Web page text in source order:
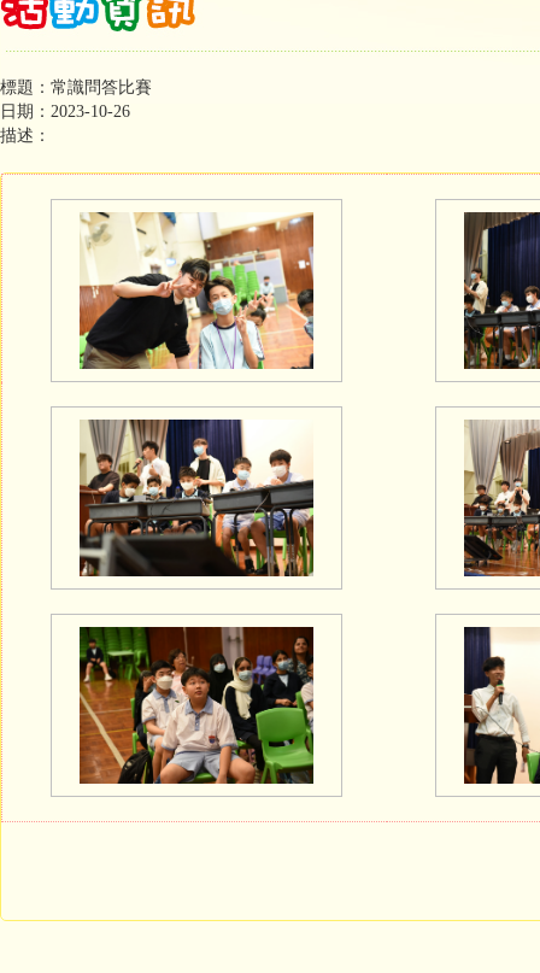
標題：常識問答比賽
日期：2023-10-26
描述：